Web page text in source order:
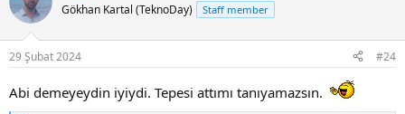
model = tf.keras.Sequential([
    tf.keras.layers.Input(shape=(1,)),
    tf.keras.layers.Dense(1, activation='linear')
model.compile(optimizer='sgd',
model.fit(X_train, y_train, epochs=100, verbose=0)
Gökhan Kartal (TeknoDay) Staff member
29 Şubat 2024 #24
Abi demeyeydin iyiydi. Tepesi attımı tanıyamazsın.